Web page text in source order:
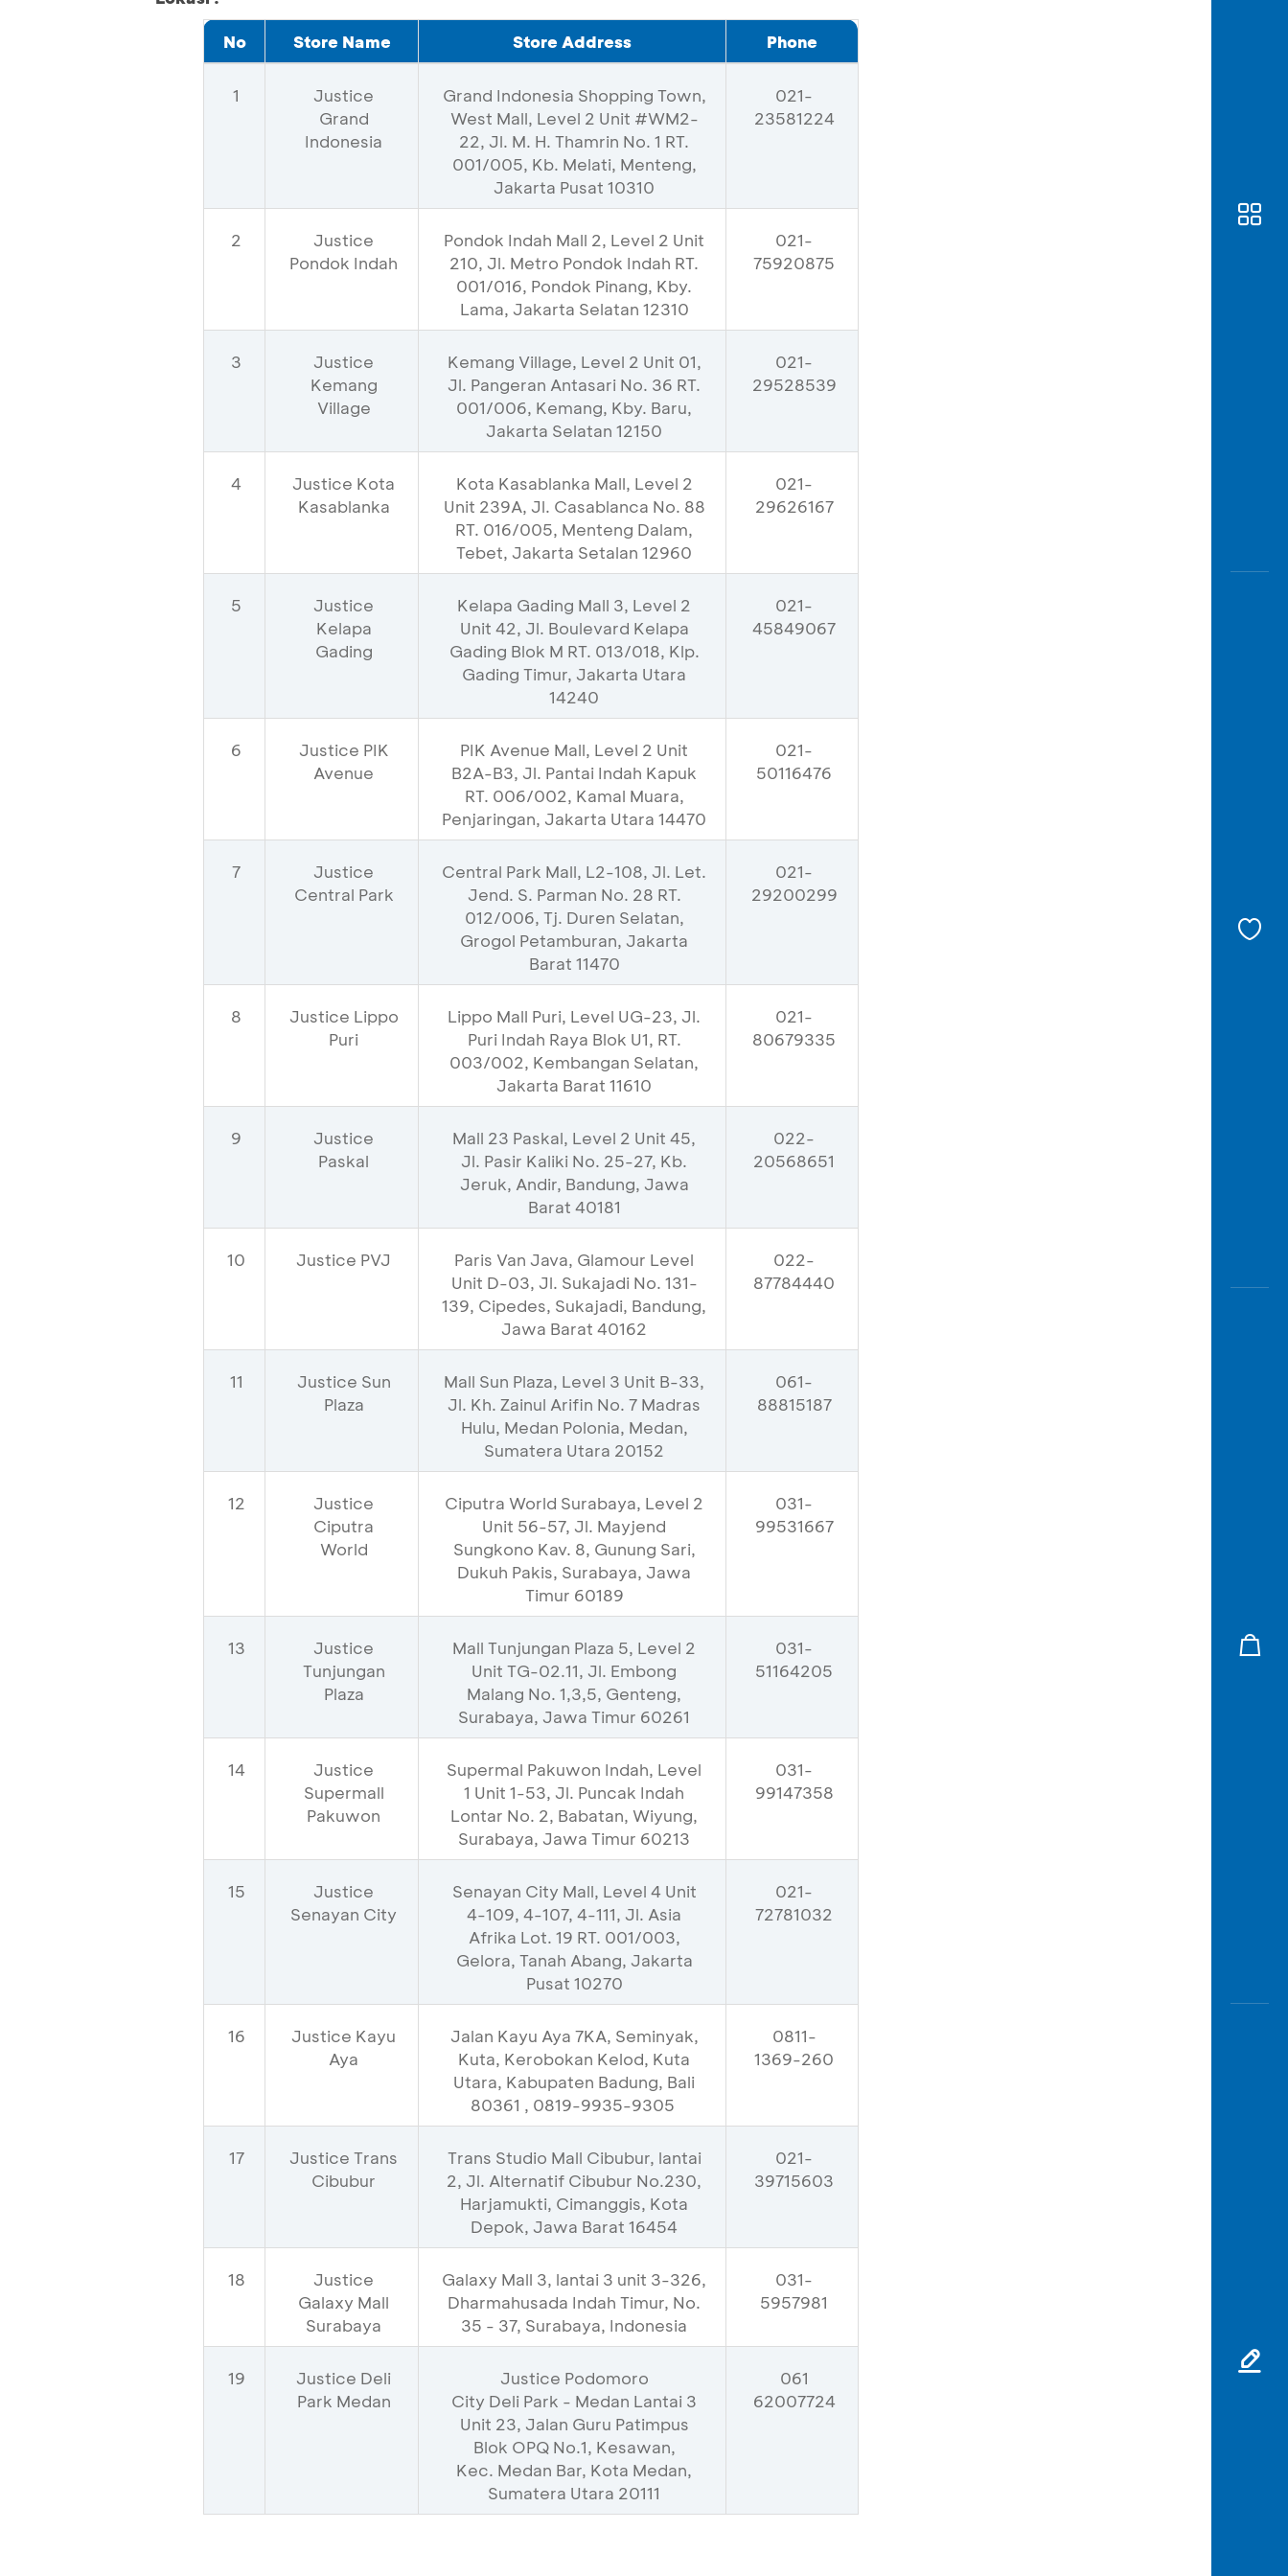
No Store Name Store Address Phone
1
Justice
Grand
Indonesia
Grand Indonesia Shopping Town,
West Mall, Level 2 Unit #WM2-
22, Jl. M. H. Thamrin No. 1 RT.
001/005, Kb. Melati, Menteng,
Jakarta Pusat 10310
021-
23581224
2
Justice
Pondok Indah
Pondok Indah Mall 2, Level 2 Unit
210, Jl. Metro Pondok Indah RT.
001/016, Pondok Pinang, Kby.
Lama, Jakarta Selatan 12310
021-
75920875
3
Justice
Kemang
Village
Kemang Village, Level 2 Unit 01,
Jl. Pangeran Antasari No. 36 RT.
001/006, Kemang, Kby. Baru,
Jakarta Selatan 12150
021-
29528539
4
Justice Kota
Kasablanka
Kota Kasablanka Mall, Level 2
Unit 239A, Jl. Casablanca No. 88
RT. 016/005, Menteng Dalam,
Tebet, Jakarta Setalan 12960
021-
29626167
5
Justice
Kelapa
Gading
Kelapa Gading Mall 3, Level 2
Unit 42, Jl. Boulevard Kelapa
Gading Blok M RT. 013/018, Klp.
Gading Timur, Jakarta Utara
14240
021-
45849067
6
Justice PIK
Avenue
PIK Avenue Mall, Level 2 Unit
B2A-B3, Jl. Pantai Indah Kapuk
RT. 006/002, Kamal Muara,
Penjaringan, Jakarta Utara 14470
021-
50116476
7
Justice
Central Park
Central Park Mall, L2-108, Jl. Let.
Jend. S. Parman No. 28 RT.
012/006, Tj. Duren Selatan,
Grogol Petamburan, Jakarta
Barat 11470
021-
29200299
8
Justice Lippo
Puri
Lippo Mall Puri, Level UG-23, Jl.
Puri Indah Raya Blok U1, RT.
003/002, Kembangan Selatan,
Jakarta Barat 11610
021-
80679335
9
Justice
Paskal
Mall 23 Paskal, Level 2 Unit 45,
Jl. Pasir Kaliki No. 25-27, Kb.
Jeruk, Andir, Bandung, Jawa
Barat 40181
022-
20568651
10 Justice PVJ
Paris Van Java, Glamour Level
Unit D-03, Jl. Sukajadi No. 131-
139, Cipedes, Sukajadi, Bandung,
Jawa Barat 40162
022-
87784440
11
Justice Sun
Plaza
Mall Sun Plaza, Level 3 Unit B-33,
Jl. Kh. Zainul Arifin No. 7 Madras
Hulu, Medan Polonia, Medan,
Sumatera Utara 20152
061-
88815187
12
Justice
Ciputra
World
Ciputra World Surabaya, Level 2
Unit 56-57, Jl. Mayjend
Sungkono Kav. 8, Gunung Sari,
Dukuh Pakis, Surabaya, Jawa
Timur 60189
031-
99531667
13
Justice
Tunjungan
Plaza
Mall Tunjungan Plaza 5, Level 2
Unit TG-02.11, Jl. Embong
Malang No. 1,3,5, Genteng,
Surabaya, Jawa Timur 60261
031-
51164205
14
Justice
Supermall
Pakuwon
Supermal Pakuwon Indah, Level
1 Unit 1-53, Jl. Puncak Indah
Lontar No. 2, Babatan, Wiyung,
Surabaya, Jawa Timur 60213
031-
99147358
15
Justice
Senayan City
Senayan City Mall, Level 4 Unit
4-109, 4-107, 4-111, Jl. Asia
Afrika Lot. 19 RT. 001/003,
Gelora, Tanah Abang, Jakarta
Pusat 10270
021-
72781032
16
Justice Kayu
Aya
Jalan Kayu Aya 7KA, Seminyak,
Kuta, Kerobokan Kelod, Kuta
Utara, Kabupaten Badung, Bali
80361 , 0819-9935-9305
0811-
1369-260
17
Justice Trans
Cibubur
Trans Studio Mall Cibubur, lantai
2, Jl. Alternatif Cibubur No.230,
Harjamukti, Cimanggis, Kota
Depok, Jawa Barat 16454
021-
39715603
18
Justice
Galaxy Mall
Surabaya
Galaxy Mall 3, lantai 3 unit 3-326,
Dharmahusada Indah Timur, No.
35 - 37, Surabaya, Indonesia
031-
5957981
19
Justice Deli
Park Medan
Justice Podomoro
City Deli Park - Medan Lantai 3
Unit 23, Jalan Guru Patimpus
Blok OPQ No.1, Kesawan,
Kec. Medan Bar, Kota Medan,
Sumatera Utara 20111
‎061
62007724